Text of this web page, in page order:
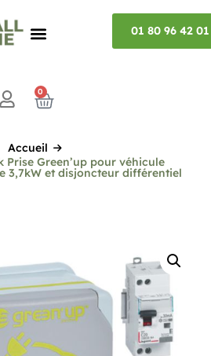
01 80 96 42 01
0
Accueil
Green’up pour véhicule
3,7kW et disjoncteur différentiel